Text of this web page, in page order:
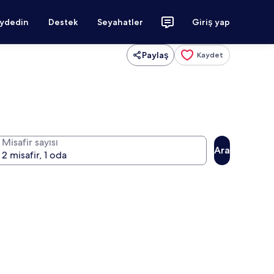
Destek Seyahatler Giriş yap
Paylaş Kaydet
Misafir sayısı
Ara